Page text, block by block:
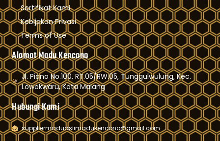
Sertifikat Kami
Kebijakan Privasi
Terms of Use
Alamat Madu Kencono
Jl. Piano No.100, RT.05/RW.05, Tunggulwulung, Kec.
Lowokwaru, Kota Malang
Hubungi Kami
suppliermaduaslimadukencono@gmail.com